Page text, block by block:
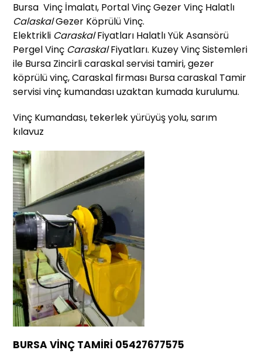
Bursa Vinç İmalatı, Portal Vinç Gezer Vinç Halatlı
CalaskalGezer Köprülü Vinç.
Elektrikli CaraskalFiyatları Halatlı Yük Asansörü
Pergel Vinç CaraskalFiyatları. Kuzey Vinç Sistemleri
ile Bursa Zincirli caraskal servisi tamiri, gezer
köprülü vinç, Caraskal firması Bursa caraskal Tamir
servisi vinç kumandası uzaktan kumada kurulumu.
Vinç Kumandası, tekerlek yürüyüş yolu, sarım
kılavuz
BURSA VİNÇ TAMİRİ 05427677575